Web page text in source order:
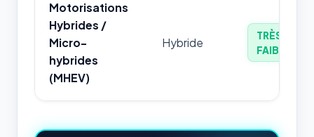
Motorisations
Hybrides /
Micro-
hybrides
(MHEV)
Hybride
TRÈS
FAIBLE